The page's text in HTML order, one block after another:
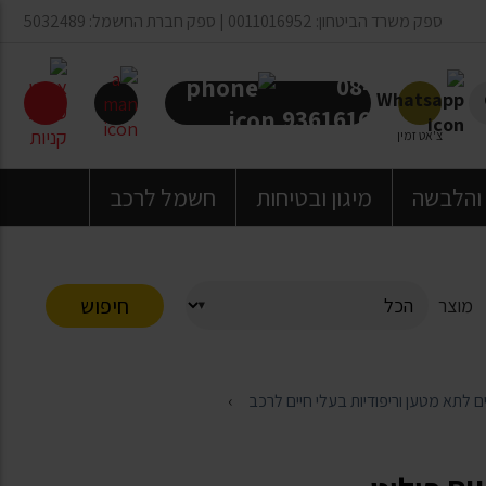
ספק משרד הביטחון: 0011016952 | ספק חברת החשמל: 5032489
צ'אט זמין
08-
9361616
והלבשה מיגון ובטיחות חשמל לרכב
מוצר חיפוש
מטען וריפודיות בעלי חיים לרכב